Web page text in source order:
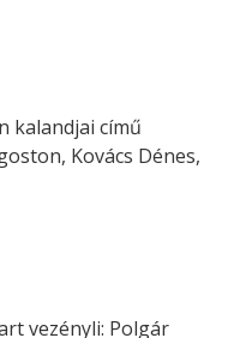
kalandjai című
Kovács Dénes,
vezényli: Polgár